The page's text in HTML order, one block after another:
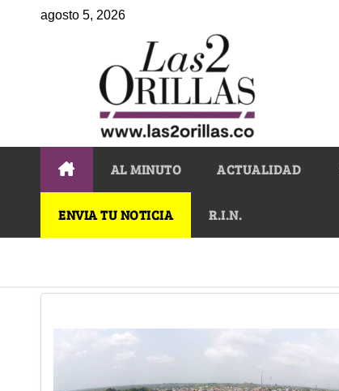
agosto 5, 2026
AL MINUTO ACTUALIDAD
ENVIA TU NOTICIA R.I.N.